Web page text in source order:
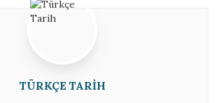
TÜRKÇE TARIH